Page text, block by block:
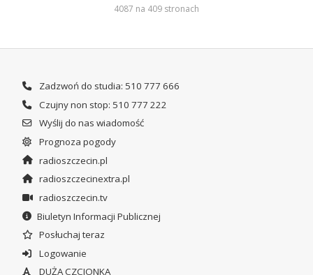
4087 na 409 stronach
Zadzwoń do studia: 510 777 666
Czujny non stop: 510 777 222
Wyślij do nas wiadomość
Prognoza pogody
radioszczecin.pl
radioszczecinextra.pl
radioszczecin.tv
Biuletyn Informacji Publicznej
Posłuchaj teraz
Logowanie
DUŻA CZCIONKA